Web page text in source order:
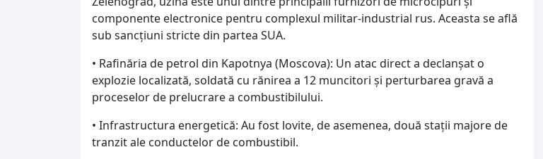
componente electronice pentru complexul militar-industrial rus. Aceasta se află
sub sancțiuni stricte din partea SUA.
• Rafinăria de petrol din Kapotnya (Moscova): Un atac direct a declanșat o
explozie localizată, soldată cu rănirea a 12 muncitori și perturbarea gravă a
proceselor de prelucrare a combustibilului.
• Infrastructura energetică: Au fost lovite, de asemenea, două stații majore de
tranzit ale conductelor de combustibil.